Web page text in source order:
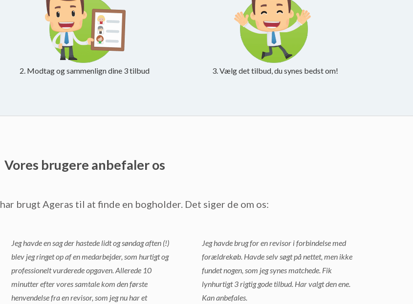
2. Modtag og sammenlign dine 3 tilbud 3. Vælg det tilbud, du synes bedst om!
Vores brugere anbefaler os
har brugt Ageras til at finde en bogholder. Det siger de om os:
Jeg havde en sag der hastede lidt og søndag aften (!)
blev jeg ringet op af en medarbejder, som hurtigt og
professionelt vurderede opgaven. Allerede 10
minutter efter vores samtale kom den første
henvendelse fra en revisor, som jeg nu har et
Jeg havde brug for en revisor i forbindelse med
forældrekøb. Havde selv søgt på nettet, men ikke
fundet nogen, som jeg synes matchede. Fik
lynhurtigt 3 rigtig gode tilbud. Har valgt den ene.
Kan anbefales.